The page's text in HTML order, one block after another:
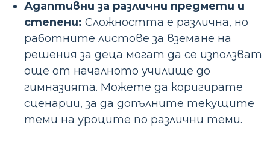
Адаптивни за различни предмети и
степени: Сложността е различна, но
работните листове за вземане на
решения за деца могат да се използват
още от началното училище до
гимназията. Можете да коригирате
сценарии, за да допълните текущите
теми на уроците по различни теми.